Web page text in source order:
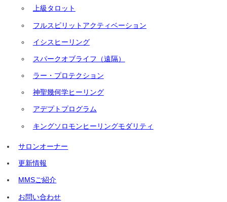
上級タロット
フルスピリットアクティベーション
イシスヒーリング
スパークオブライフ（遠隔）
ラー・プロテクション
神聖幾何学ヒーリング
アデプトプログラム
キングソロモンヒーリングモダリティ
サロンオーナー
更新情報
MMSご紹介
お問い合わせ